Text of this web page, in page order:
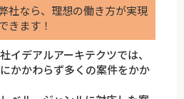
社なら、理想の働き方が実現
きます！
イデアルアーキテクツでは、
かかわらず多くの案件をかか